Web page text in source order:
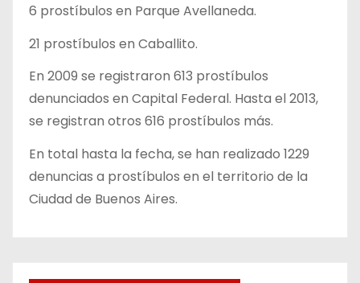
6 prostíbulos en Parque Avellaneda.
21 prostíbulos en Caballito.
En 2009 se registraron 613 prostíbulos
denunciados en Capital Federal. Hasta el 2013,
se registran otros 616 prostíbulos más.
En total hasta la fecha, se han realizado 1229
denuncias a prostíbulos en el territorio de la
Ciudad de Buenos Aires.